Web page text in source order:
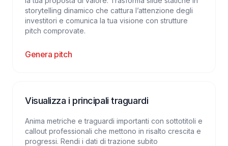
storytelling dinamico che cattura l’attenzione degli
investitori e comunica la tua visione con strutture
pitch comprovate.
Genera pitch
Visualizza i principali traguardi
Anima metriche e traguardi importanti con sottotitoli e
callout professionali che mettono in risalto crescita e
progressi. Rendi i dati di trazione subito